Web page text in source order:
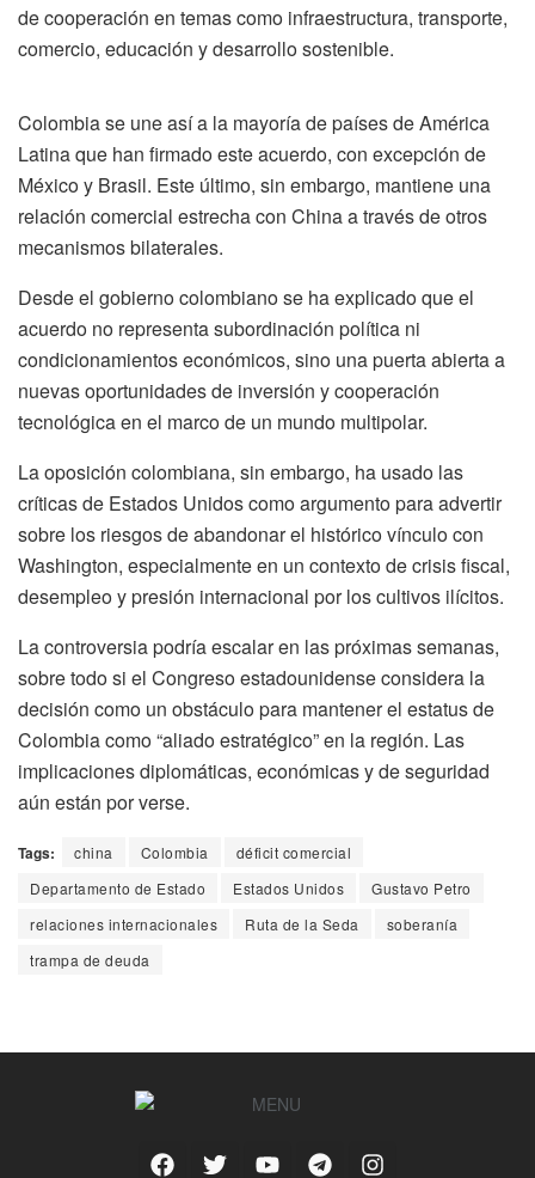
de cooperación en temas como infraestructura, transporte,
comercio, educación y desarrollo sostenible.
Colombia se une así a la mayoría de países de América
Latina que han firmado este acuerdo, con excepción de
México y Brasil. Este último, sin embargo, mantiene una
relación comercial estrecha con China a través de otros
mecanismos bilaterales.
Desde el gobierno colombiano se ha explicado que el
acuerdo no representa subordinación política ni
condicionamientos económicos, sino una puerta abierta a
nuevas oportunidades de inversión y cooperación
tecnológica en el marco de un mundo multipolar.
La oposición colombiana, sin embargo, ha usado las
críticas de Estados Unidos como argumento para advertir
sobre los riesgos de abandonar el histórico vínculo con
Washington, especialmente en un contexto de crisis fiscal,
desempleo y presión internacional por los cultivos ilícitos.
La controversia podría escalar en las próximas semanas,
sobre todo si el Congreso estadounidense considera la
decisión como un obstáculo para mantener el estatus de
Colombia como “aliado estratégico” en la región. Las
implicaciones diplomáticas, económicas y de seguridad
aún están por verse.
Tags: china Colombia
déficit comercial
Departamento de Estado
Estados Unidos
Gustavo Petro
relaciones internacionales
Ruta de la Seda
soberanía
trampa de deuda